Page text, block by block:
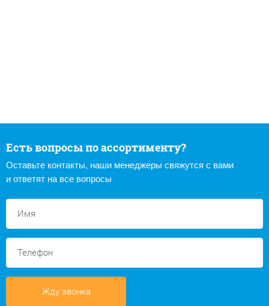
Есть вопросы по ассортименту?
Оставьте контакты, наши менеджеры свяжутся с вами
и ответят на все вопросы
Жду звонка